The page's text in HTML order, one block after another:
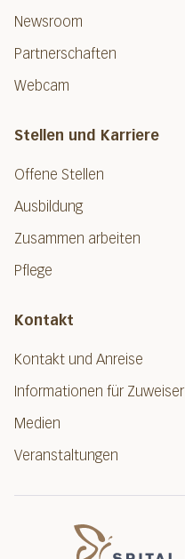
Newsroom
Partnerschaften
Webcam
Stellen und Karriere
Offene Stellen
Ausbildung
Zusammen arbeiten
Pflege
Kontakt
Kontakt und Anreise
Informationen für Zuweiser
Medien
Veranstaltungen